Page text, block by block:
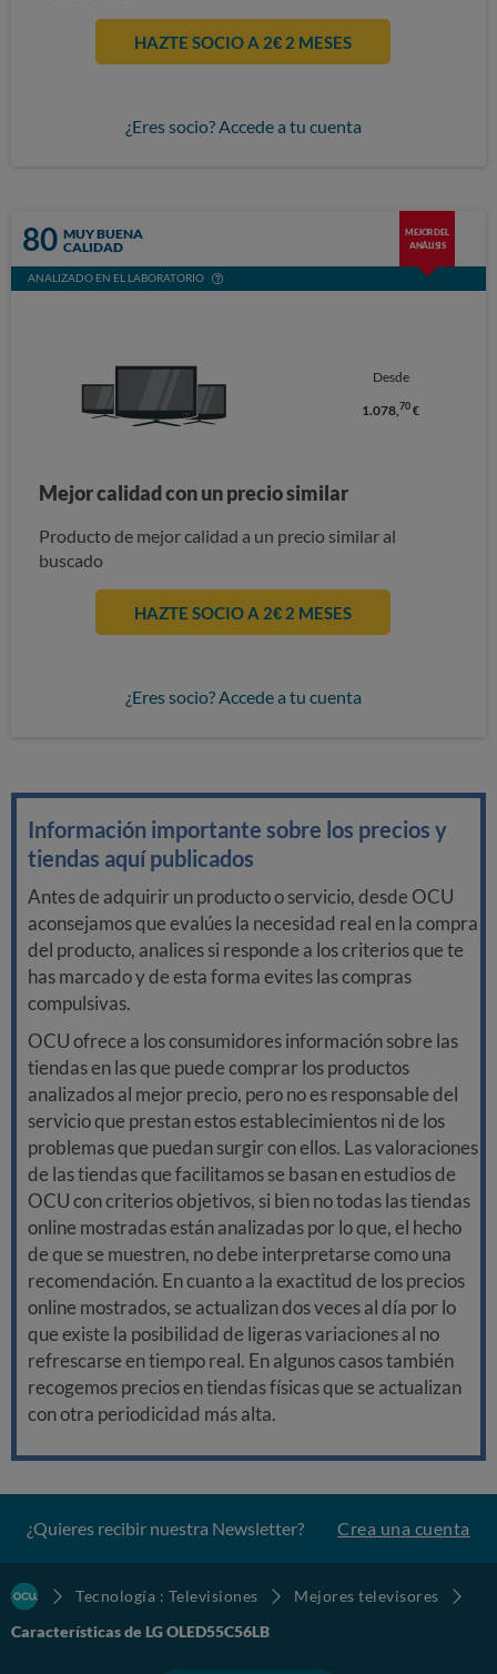
HAZTE SOCIO A 2€ 2 MESES
¿Eres socio? Accede a tu cuenta
80 MUY BUENA
CALIDAD
MEJOR DEL
ANÁLISIS
ANALIZADO EN EL LABORATORIO
Desde
1.078, 70 €
Mejor calidad con un precio similar
Producto de mejor calidad a un precio similar al
buscado
HAZTE SOCIO A 2€ 2 MESES
¿Eres socio? Accede a tu cuenta
Información importante sobre los precios y
tiendas aquí publicados
Antes de adquirir un producto o servicio, desde OCU
aconsejamos que evalúes la necesidad real en la compra
del producto, analices si responde a los criterios que te
has marcado y de esta forma evites las compras
compulsivas.
OCU ofrece a los consumidores información sobre las
tiendas en las que puede comprar los productos
analizados al mejor precio, pero no es responsable del
servicio que prestan estos establecimientos ni de los
problemas que puedan surgir con ellos. Las valoraciones
de las tiendas que facilitamos se basan en estudios de
OCU con criterios objetivos, si bien no todas las tiendas
online mostradas están analizadas por lo que, el hecho
de que se muestren, no debe interpretarse como una
recomendación. En cuanto a la exactitud de los precios
online mostrados, se actualizan dos veces al día por lo
que existe la posibilidad de ligeras variaciones al no
refrescarse en tiempo real. En algunos casos también
recogemos precios en tiendas físicas que se actualizan
con otra periodicidad más alta.
¿Quieres recibir nuestra Newsletter? Crea una cuenta
Tecnología : Televisiones
Mejores televisores
Características de LG OLED55C56LB